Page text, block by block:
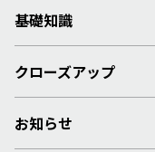
基礎知識
クローズアップ
お知らせ